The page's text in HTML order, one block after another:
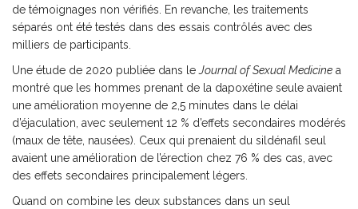
de témoignages non vérifiés. En revanche, les traitements
séparés ont été testés dans des essais contrôlés avec des
milliers de participants.
Une étude de 2020 publiée dans le Journal of Sexual Medicine a
montré que les hommes prenant de la dapoxétine seule avaient
une amélioration moyenne de 2,5 minutes dans le délai
d’éjaculation, avec seulement 12 % d’effets secondaires modérés
(maux de tête, nausées). Ceux qui prenaient du sildénafil seul
avaient une amélioration de l’érection chez 76 % des cas, avec
des effets secondaires principalement légers.
Quand on combine les deux substances dans un seul